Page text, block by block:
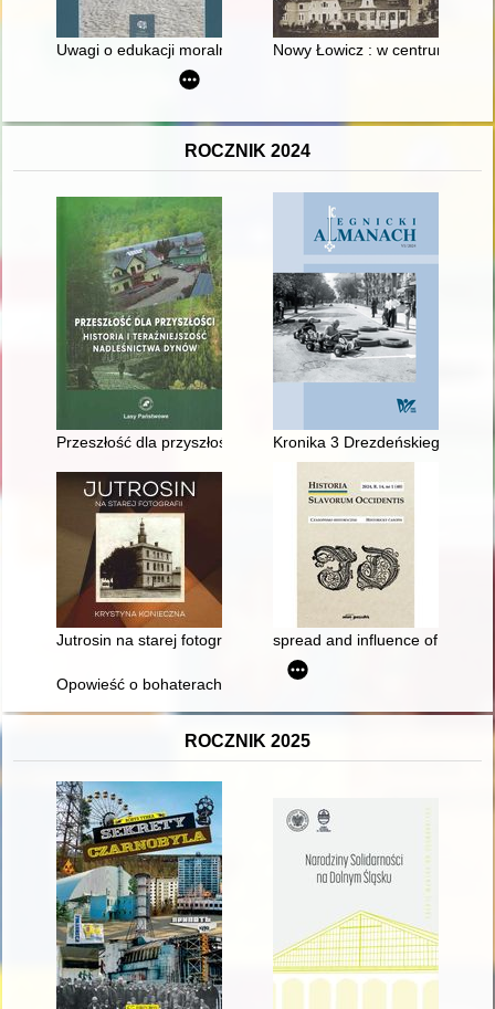
Uwagi o edukacji moralnej synów szlacheckich w XVI-
Nowy Łowicz : w centrum
ROCZNIK 2024
Przeszłość dla przyszłości : historia i teraźniejszość
Kronika 3 Drezdeńskiego
Jutrosin na starej fotografii spread and influence of
Opowieść o bohaterach mojej rodziny walczących o wolną i
ROCZNIK 2025